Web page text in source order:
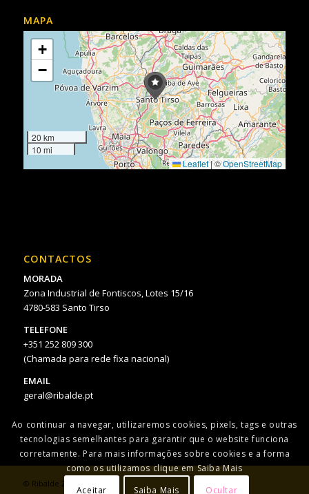
MAPA
+
−
20 km
10 mi
Leaflet|©OpenStreetMap
CONTACTOS
MORADA
Zona Industrial de Fontiscos, Lotes 15/16
4780-583 Santo Tirso
TELEFONE
+351 252 809 300
(Chamada para rede fixa nacional)
EMAIL
geral@ribalde.pt
© Ribalde 2021
Ao continuar a navegar, utilizaremos cookies, pixels, tags e outras
tecnologias semelhantes para garantir que o website funciona
corretamente. Para mais informações sobre cookies e a forma
como os utilizamos clique em Saiba Mais
Aceitar
Saiba Mais Ocultar